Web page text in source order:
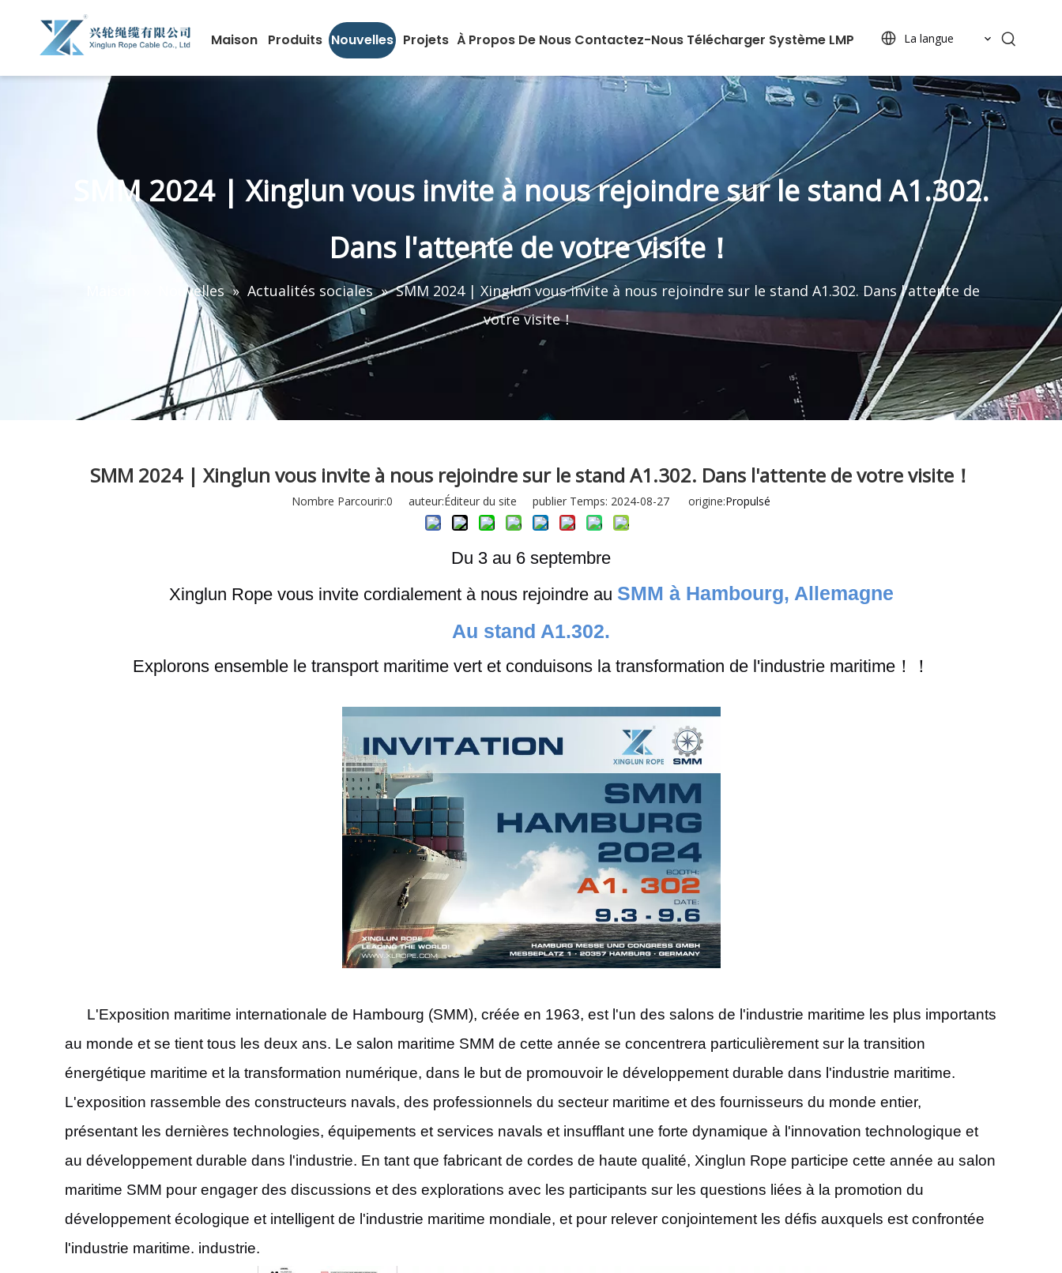
Maison Produits Nouvelles Projets À Propos De Nous Contactez-Nous Télécharger Système LMP La langue
SMM 2024 | Xinglun vous invite à nous rejoindre sur le stand A1.302.
Dans l'attente de votre visite！
Nouvelles » Actualités sociales » SMM 2024 | Xinglun vous invite à nous rejoindre sur le stand A1.302. Dans l'attente de
votre visite！
SMM 2024 | Xinglun vous invite à nous rejoindre sur le stand A1.302. Dans l'attente de votre visite！
Nombre Parcourir:0 auteur:Éditeur du site publier Temps: 2024-08-27 origine:Propulsé
Du 3 au 6 septembre
Xinglun Rope vous invite cordialement à nous rejoindre au SMM à Hambourg, Allemagne
Au stand A1.302.
Explorons ensemble le transport maritime vert et conduisons la transformation de l'industrie maritime！！
L'Exposition maritime internationale de Hambourg (SMM), créée en 1963, est l'un des salons de l'industrie maritime les plus importants
au monde et se tient tous les deux ans. Le salon maritime SMM de cette année se concentrera particulièrement sur la transition
énergétique maritime et la transformation numérique, dans le but de promouvoir le développement durable dans l'industrie maritime.
L'exposition rassemble des constructeurs navals, des professionnels du secteur maritime et des fournisseurs du monde entier,
présentant les dernières technologies, équipements et services navals et insufflant une forte dynamique à l'innovation technologique et
au développement durable dans l'industrie. En tant que fabricant de cordes de haute qualité, Xinglun Rope participe cette année au salon
maritime SMM pour engager des discussions et des explorations avec les participants sur les questions liées à la promotion du
développement écologique et intelligent de l'industrie maritime mondiale, et pour relever conjointement les défis auxquels est confrontée
l'industrie maritime. industrie.